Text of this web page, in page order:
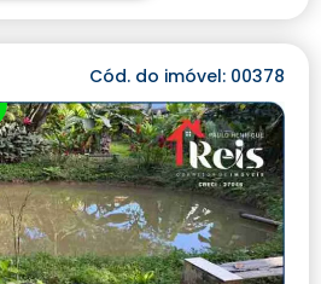
Cód. do imóvel: 00378